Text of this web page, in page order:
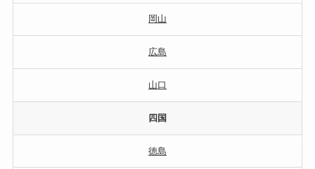
岡山
広島
山口
四国
徳島